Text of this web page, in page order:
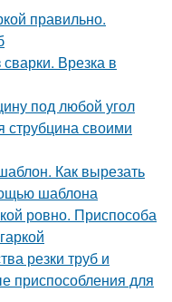
правильно.
Врезка в
под любой угол
струбцина своими
Как вырезать
шаблона
ровно. Приспособа
резки труб и
приспособления для